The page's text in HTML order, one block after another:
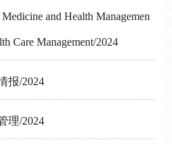
and Health Managemen
Care Management/2024
报/2024
理/2024